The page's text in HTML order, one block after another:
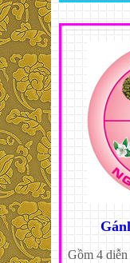
Gồm 4